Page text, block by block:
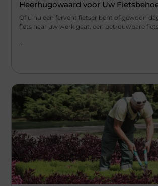
Heerhugowaard voor Uw
Of u nu een fervent fietser bent of gewoon
fiets naar uw werk gaat, een betrouwbare